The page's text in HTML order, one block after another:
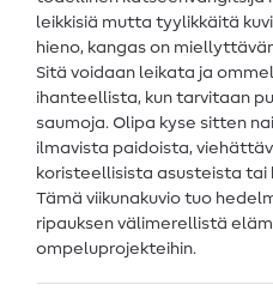
leikkisiä mutta tyylikkäitä
hieno, kangas on
Sitä voidaan leikata ja
ihanteellista, kun tarvitaan
saumoja. Olipa kyse sitten
ilmavista paidoista,
koristeellisista asusteista tai
Tämä viikunakuvio tuo
ripauksen välimerellistä
ompeluprojekteihin.